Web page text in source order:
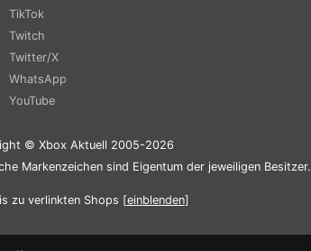
TikTok
Twitch
Twitter/X
WhatsApp
YouTube
© Xbox Aktuell 2005-2026
Markenzeichen sind Eigentum der jeweiligen Besitzer.
zu verlinkten Shops [einblenden]